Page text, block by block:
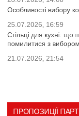
Особливості вибору
25.07.2026, 16:59
Стільці для кухні: що
помилитися з вибором
21.07.2026, 21:54
ПРОПОЗИЦІЇ